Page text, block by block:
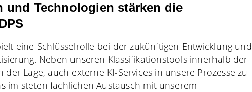
und Technologien stärken die
eine Schlüsselrolle bei der zukünftigen Entwicklung und
Neben unseren Klassifikationstools innerhalb der
der Lage, auch externe KI-Services in unsere Prozesse zu
im steten fachlichen Austausch mit unserem